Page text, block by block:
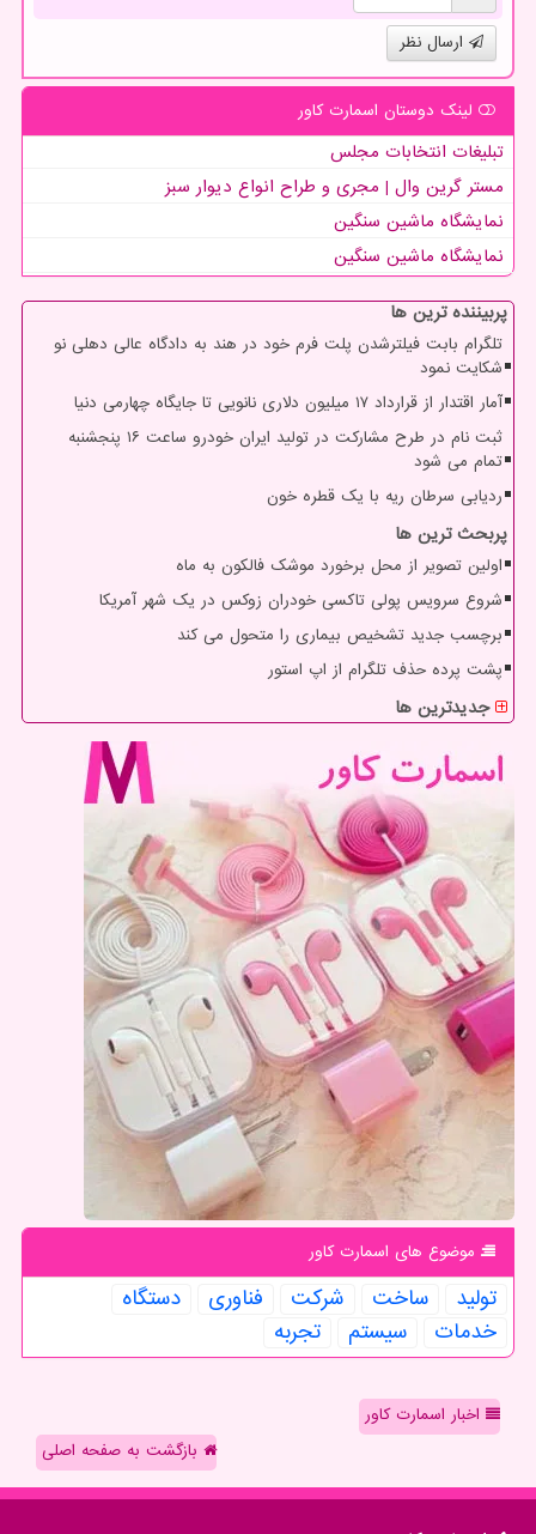
ارسال نظر
لینک دوستان اسمارت كاور
تبلیغات انتخابات مجلس
مستر گرین وال | مجری و طراح انواع دیوار سبز
نمایشگاه ماشین سنگین
نمایشگاه ماشین سنگین
پربیننده ترین ها
تلگرام بابت فیلترشدن پلت فرم خود در هند به دادگاه عالی دهلی نو
شکایت نمود
آمار اقتدار از قرارداد ۱۷ میلیون دلاری نانویی تا جایگاه چهارمی دنیا
ثبت نام در طرح مشارکت در تولید ایران خودرو ساعت ۱۶ پنجشنبه
تمام می شود
ردیابی سرطان ریه با یک قطره خون
پربحث ترین ها
اولین تصویر از محل برخورد موشک فالکون به ماه
شروع سرویس پولی تاکسی خودران زوکس در یک شهر آمریکا
برچسب جدید تشخیص بیماری را متحول می کند
پشت پرده حذف تلگرام از اپ استور
جدیدترین ها
موضوع های اسمارت كاور
تولید ساخت شركت فناوری
دستگاه
خدمات
سیستم تجربه
اخبار اسمارت کاور
بازگشت به صفحه اصلی